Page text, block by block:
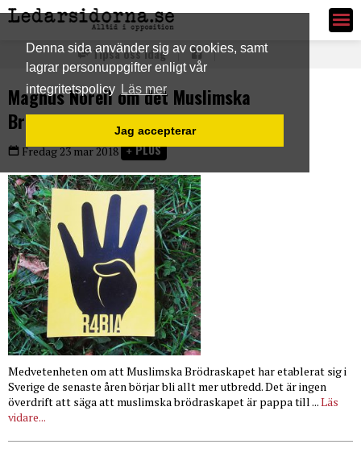
Denna sida använder sig av cookies, samt
lagrar personuppgifter enligt vår
integritetspolicy Läs mer
Jag accepterar
Ledarsidorna.se
Tipsa oss idag
Magnus Norell om det Muslimska
Brödraskapet
Fredag 23 mar 2018 PLUS
Medvetenheten om att Muslimska Brödraskapet har etablerat sig i
Sverige de senaste åren börjar bli allt mer utbredd. Det är ingen
överdrift att säga att muslimska brödraskapet är pappa till ...Läs
vidare...